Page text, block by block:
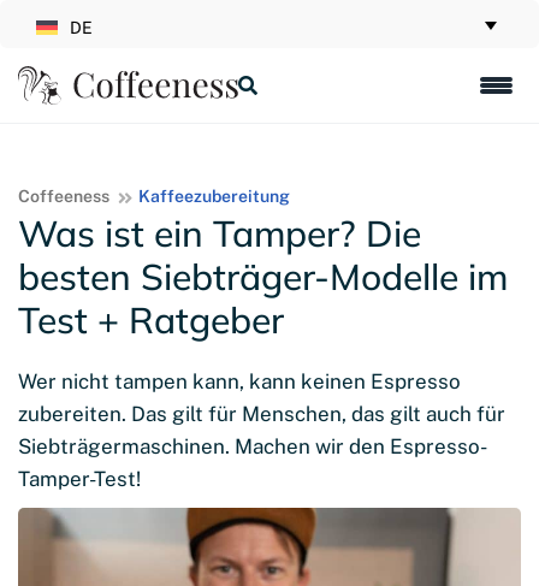
DE
Coffeeness Kaffeezubereitung
Was ist ein Tamper? Die
besten Siebträger-Modelle im
Test + Ratgeber
Wer nicht tampen kann, kann keinen Espresso
zubereiten. Das gilt für Menschen, das gilt auch für
Siebträgermaschinen. Machen wir den Espresso-
Tamper-Test!